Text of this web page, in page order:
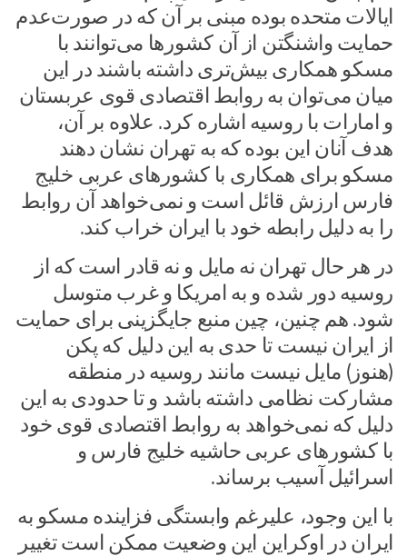
ایالات متحده بوده مبنی بر آن که در صورت‌عدم
حمایت واشنگتن از آن کشور‌ها می‌توانند با
مسکو همکاری بیش‌تری داشته باشند در این
میان می‌توان به روابط اقتصادی قوی عربستان
و امارات با روسیه اشاره کرد. علاوه بر آن،
هدف آنان این بوده که به تهران نشان دهند
مسکو برای همکاری با کشور‌های عربی خلیج
فارس ارزش قائل است و نمی‌خواهد آن روابط
را به دلیل رابطه خود با ایران خراب کند.
در هر حال تهران نه مایل و نه قادر است که از
روسیه دور شده و به امریکا و غرب متوسل
شود. هم چنین، چین منبع جایگزینی برای حمایت
از ایران نیست تا حدی به این دلیل که پکن
(هنوز) مایل نیست مانند روسیه در منطقه
مشارکت نظامی داشته باشد و تا حدودی به این
دلیل که نمی‌خواهد به روابط اقتصادی قوی خود
با کشور‌های عربی حاشیه خلیج فارس و
اسرائیل آسیب برساند.
با این وجود، علیرغم وابستگی فزاینده مسکو به
ایران در اوکراین این وضعیت ممکن است تغییر